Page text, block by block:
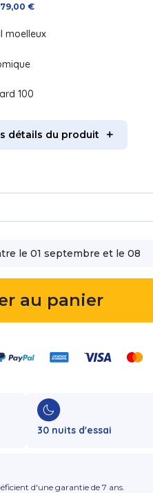
€
moelleux
100
détails du produit
le 01 septembre et le 08
au panier
30 nuits d'essai
d'une garantie de 7 ans.